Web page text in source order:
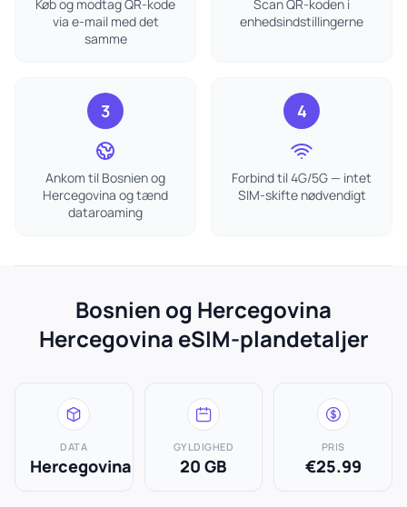
Køb og modtag QR-kode
via e-mail med det
samme
Scan QR-koden i
enhedsindstillingerne
3
Ankom til Bosnien og
Hercegovina og tænd
dataroaming
4
Forbind til 4G/5G — intet
SIM-skifte nødvendigt
Bosnien og Hercegovina
Hercegovina eSIM-plandetaljer
DATA
Hercegovina
GYLDIGHED
20 GB
PRIS
€25.99